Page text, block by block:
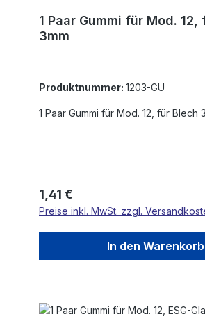
1 Paar Gummi für Mod. 12,
3mm
Produktnummer: 1203-GU
1 Paar Gummi für Mod. 12, für Blech
Regulärer Preis:
1,41 €
Preise inkl. MwSt. zzgl.
In den Warenkorb